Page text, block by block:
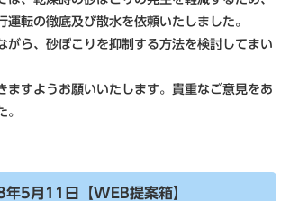
運転の徹底及び散水を依頼いたしました。
がら、砂ぼこりを抑制する方法を検討してまい
ますようお願いいたします。貴重なご意見をあ
。
5月11日【WEB提案箱】